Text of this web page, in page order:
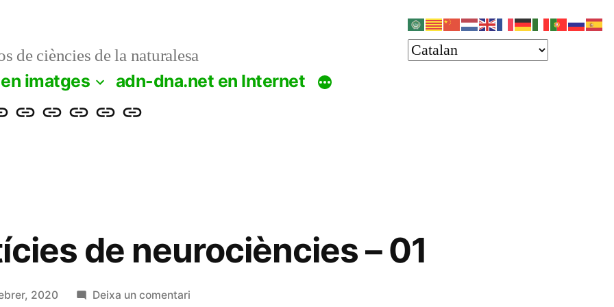
de ciències de la naturalesa
imatges adn-dna.net en Internet
Santillana
Educamos
ClikEdu
epia Rellotge
de neurociències – 01
2020 Deixa un comentaria